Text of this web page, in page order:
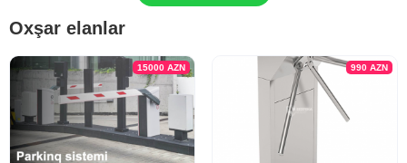
Oxşar elanlar
15000AZN 990 AZN